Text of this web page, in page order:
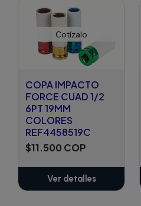
Cotízalo
COPA IMPACTO
FORCE CUAD 1/2
6PT 19MM
COLORES
REF4458519C
$11.500 COP
Ver detalles